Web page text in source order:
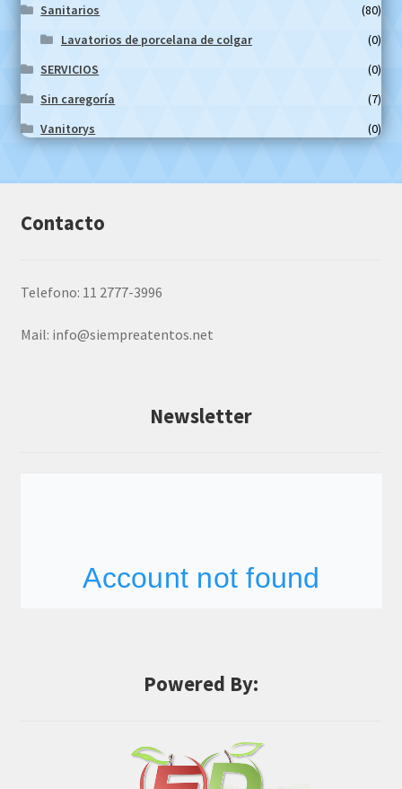
Sanitarios
(80)
Lavatorios de porcelana de colgar
(0)
SERVICIOS
(0)
Sin caregoría
(7)
Vanitorys
(0)
Contacto
Telefono: 11 2777-3996
Mail: info@siempreatentos.net
Newsletter
Powered By: